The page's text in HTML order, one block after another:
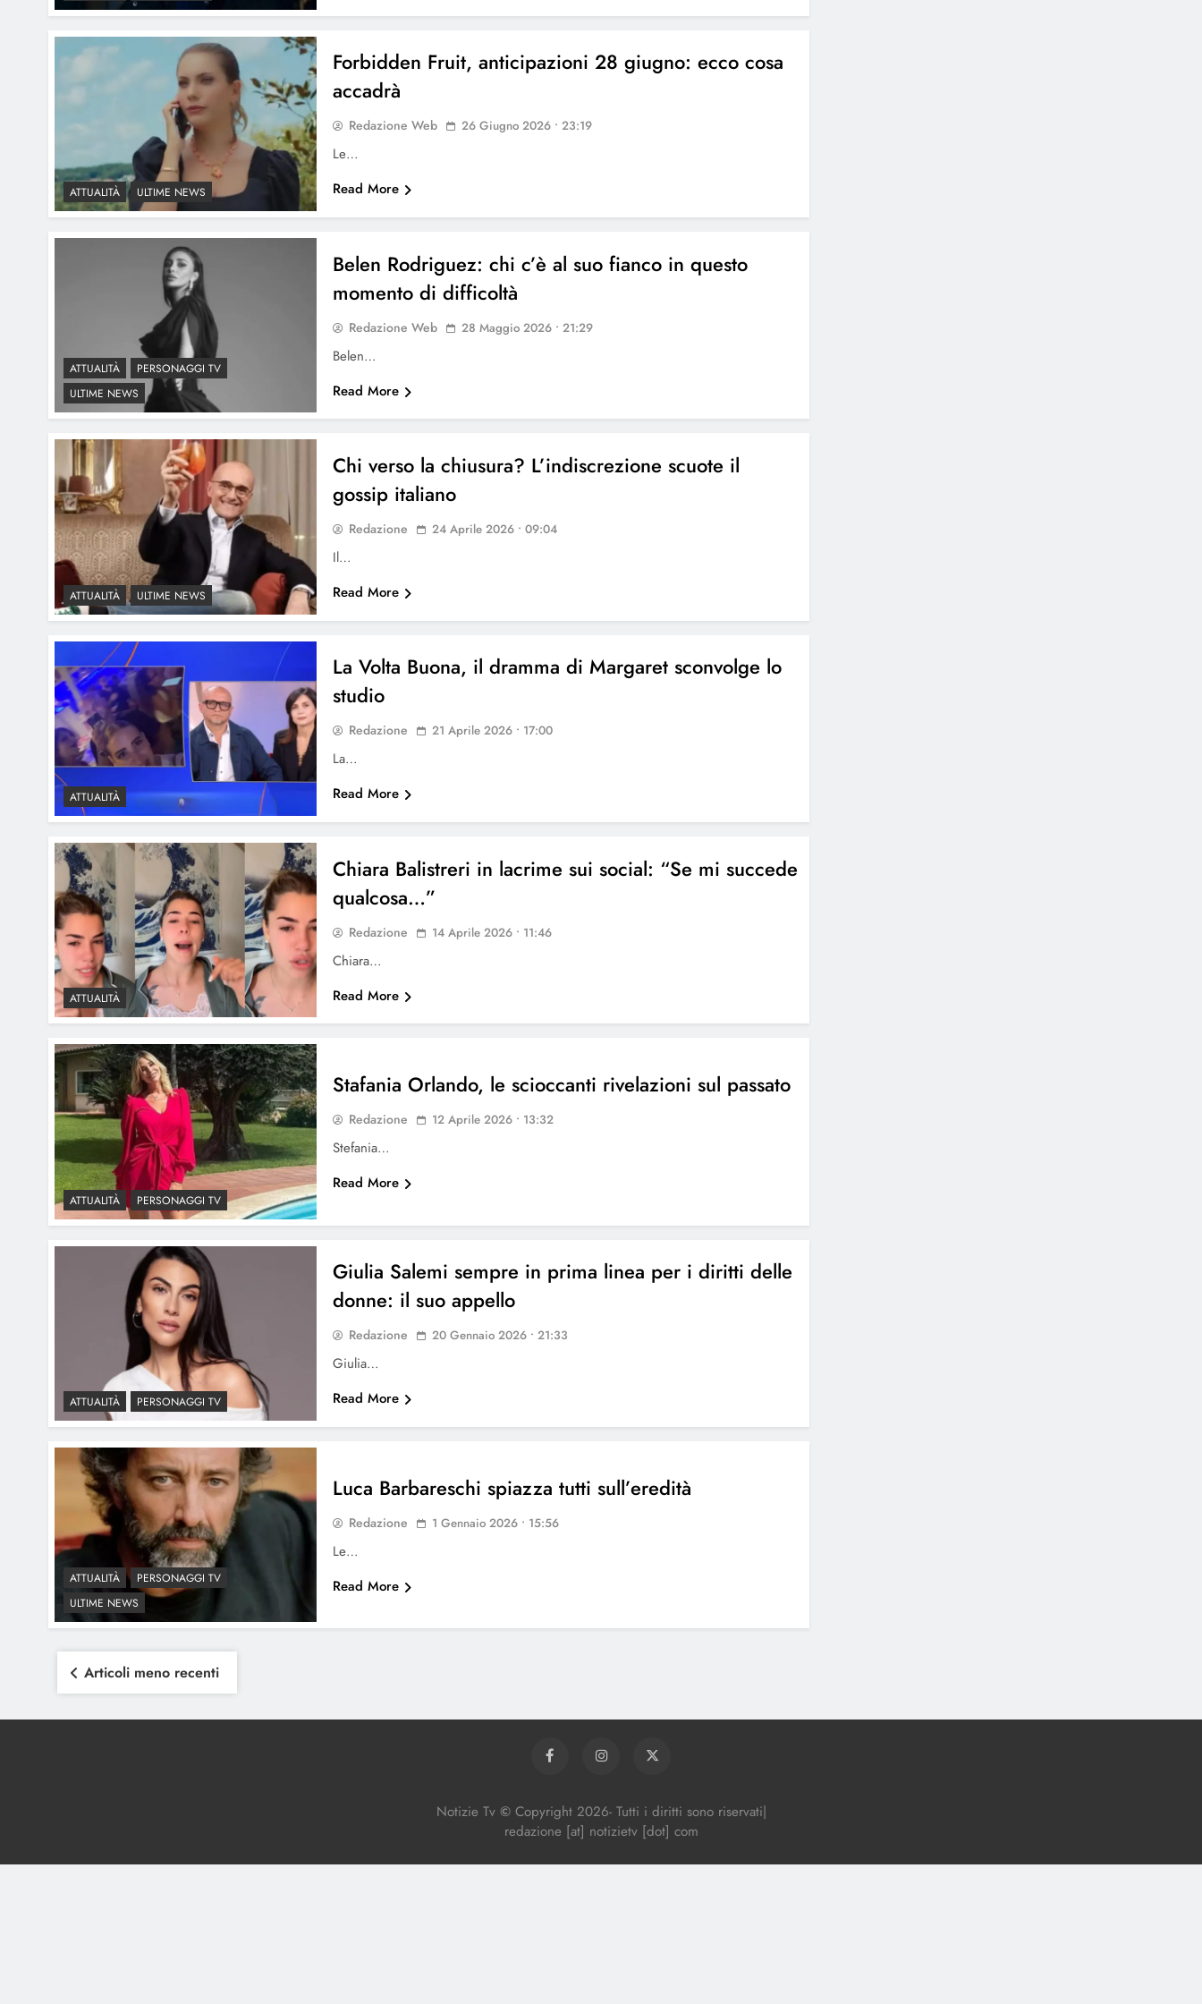
ATTUALITÀ ULTIME NEWS
Forbidden Fruit, anticipazioni 28 giugno: ecco cosa
accadrà
Redazione Web 26 Giugno 2026 • 23:19
Le…
Read More
ATTUALITÀ
PERSONAGGI TV
ULTIME NEWS
Belen Rodriguez: chi c’è al suo fianco in questo
momento di difficoltà
Redazione Web 28 Maggio 2026 • 21:29
Belen…
Read More
ATTUALITÀ ULTIME NEWS
Chi verso la chiusura? L’indiscrezione scuote il
gossip italiano
Redazione 24 Aprile 2026 • 09:04
Il…
Read More
ATTUALITÀ
La Volta Buona, il dramma di Margaret sconvolge lo
studio
Redazione 21 Aprile 2026 • 17:00
La…
Read More
ATTUALITÀ
Chiara Balistreri in lacrime sui social: “Se mi succede
qualcosa…”
Redazione 14 Aprile 2026 • 11:46
Chiara…
Read More
ATTUALITÀ PERSONAGGI TV
Stafania Orlando, le scioccanti rivelazioni sul passato
Redazione 12 Aprile 2026 • 13:32
Stefania…
Read More
ATTUALITÀ PERSONAGGI TV
Giulia Salemi sempre in prima linea per i diritti delle
donne: il suo appello
Redazione 20 Gennaio 2026 • 21:33
Giulia…
Read More
ATTUALITÀ
PERSONAGGI TV
ULTIME NEWS
Luca Barbareschi spiazza tutti sull’eredità
Redazione 1 Gennaio 2026 • 15:56
Le…
Read More
Navigazione
articoli
Articoli meno recenti
Notizie Tv ©Copyright2026- Tutti i diritti sono riservati|
redazione [at] notizietv [dot] com